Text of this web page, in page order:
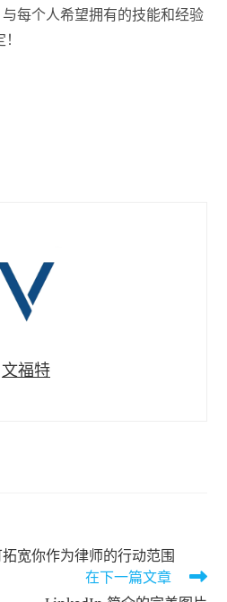
每个人希望拥有的技能和经验
文福特
宽你作为律师的行动范围
在下一篇文章